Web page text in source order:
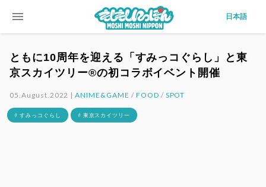
menu 日本語
ともに10周年を迎える「すみっコぐらし」と東
京スカイツリー®の初コラボイベント開催
05.August.2022 |ANIME&GAME / FOOD / SPOT
# すみっコぐらし # 東京スカイツリー